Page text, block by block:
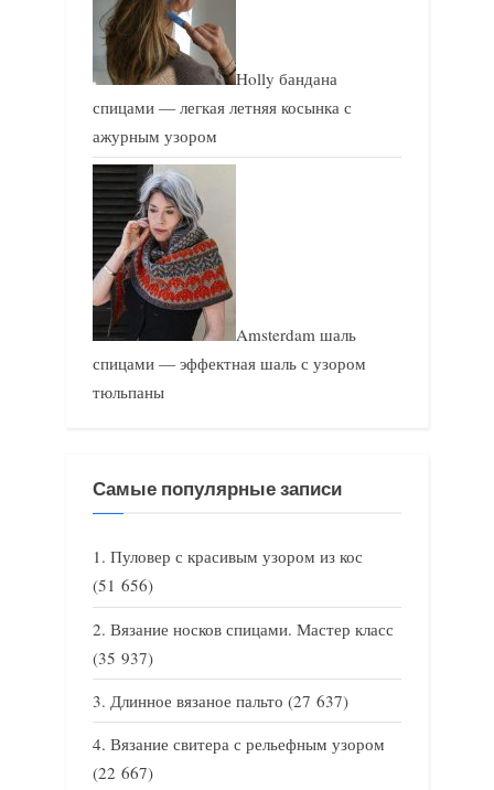
Holly бандана
спицами — легкая летняя косынка с
ажурным узором
Amsterdam шаль
спицами — эффектная шаль с узором
тюльпаны
Самые популярные записи
Пуловер с красивым узором из кос
(51 656)
Вязание носков спицами. Мастер класс
(35 937)
Длинное вязаное пальто (27 637)
Вязание свитера с рельефным узором
(22 667)